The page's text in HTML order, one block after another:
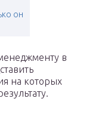
он
в
на которых